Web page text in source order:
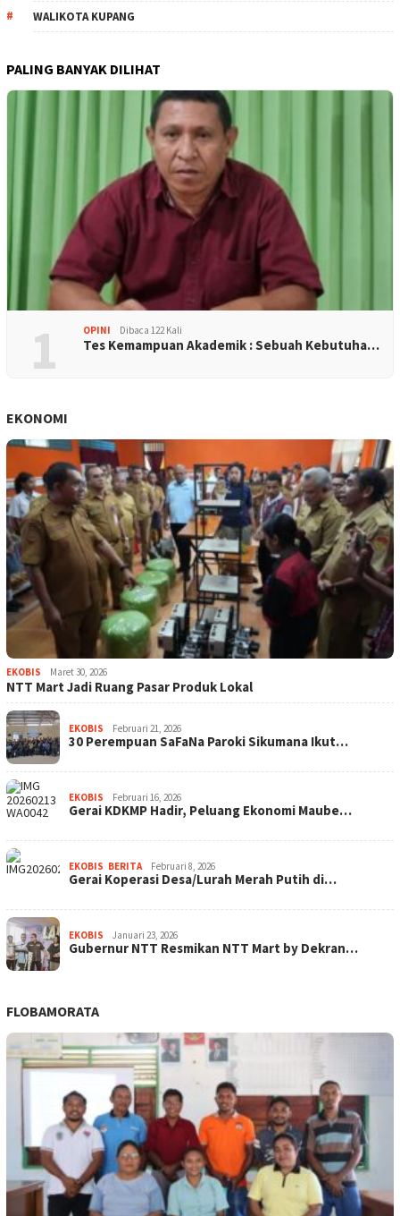
WALIKOTA KUPANG
PALING BANYAK DILIHAT
1 OPINI Dibaca 122 Kali
Tes Kemampuan Akademik : Sebuah Kebutuha…
EKONOMI
EKOBIS Maret 30, 2026
NTT Mart Jadi Ruang Pasar Produk Lokal
EKOBIS Februari 21, 2026
30 Perempuan SaFaNa Paroki Sikumana Ikut…
EKOBIS Februari 16, 2026
Gerai KDKMP Hadir, Peluang Ekonomi Maube…
EKOBIS BERITA Februari 8, 2026
Gerai Koperasi Desa/Lurah Merah Putih di…
EKOBIS Januari 23, 2026
Gubernur NTT Resmikan NTT Mart by Dekran…
FLOBAMORATA